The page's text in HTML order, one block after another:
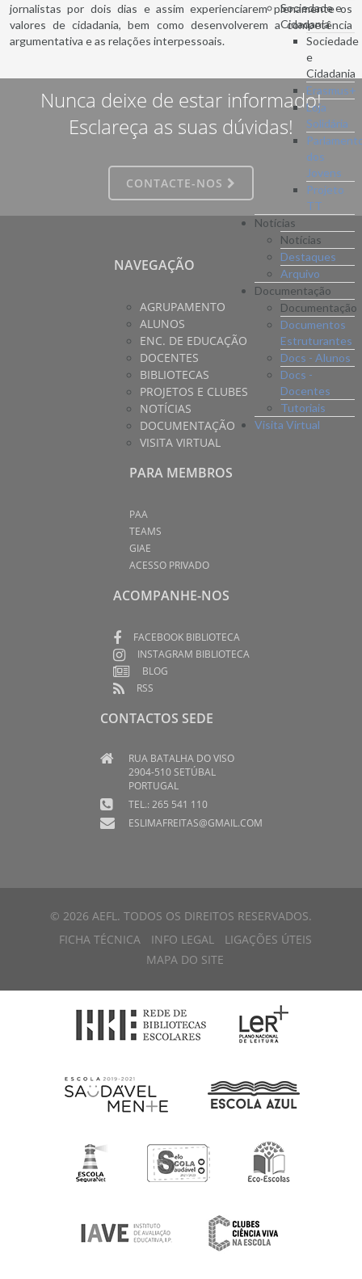
Sociedade e
Cidadania
Sociedade
e
Cidadania
Erasmus+
Loja
Solidária
dos
Jovens
Projeto
TT
Notícias
Notícias
Destaques
Arquivo
Documentação
Documentação
Documentos
Estruturantes
Docs - Alunos
Docs -
Docentes
Tutoriais
Visita Virtual
jornalistas por dois dias e assim experienciarem plenamente os
valores de cidadania, bem como desenvolverem a competência
argumentativa e as relações interpessoais.
Nunca deixe de estar informado!
Esclareça as suas dúvidas!
CONTACTE-NOS
NAVEGAÇÃO
AGRUPAMENTO
ALUNOS
ENC. DE EDUCAÇÃO
DOCENTES
BIBLIOTECAS
PROJETOS E CLUBES
NOTÍCIAS
DOCUMENTAÇÃO
VISITA VIRTUAL
PARA MEMBROS
PAA
TEAMS
GIAE
ACESSO PRIVADO
ACOMPANHE-NOS
FACEBOOK BIBLIOTECA
INSTAGRAM BIBLIOTECA
BLOG
RSS
CONTACTOS SEDE
RUA BATALHA DO VISO
2904-510 SETÚBAL
PORTUGAL
TEL.: 265 541 110
ESLIMAFREITAS@GMAIL.COM
© 2026 AEFL. TODOS OS DIREITOS RESERVADOS.
FICHA TÉCNICA
INFO LEGAL
LIGAÇÕES ÚTEIS
MAPA DO SITE